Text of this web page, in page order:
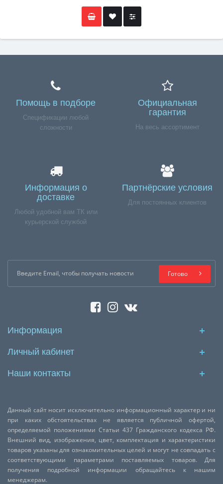
Помощь в подборе
Спецификации любой
сложности
Официальная
гарантия
На весь ассортимент
Информация о
доставке
Любой удобной вам ТК или
курьерской службой
Партнёрские условия
Для постоянных клиентов
Готово
Информация
Личный кабинет
Наши контакты
Данный сайт носит исключительно информационный характер и ни
при каких обстоятельствах не является публичной офертой,
определяемой положениями Статьи 437 Гражданского кодекса РФ.
Внешний вид, изображения, цвет, комплектация и характеристики
товаров указаны для ознакомительных целей и могут не совпадать с
соответствующими параметрами поставляемых товаров. Для
получения подробной информации обращайтесь к нашим
менеджерам.